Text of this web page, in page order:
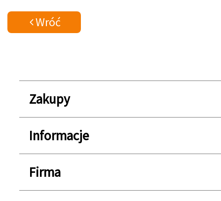
Wróć
Zakupy
Informacje
Firma